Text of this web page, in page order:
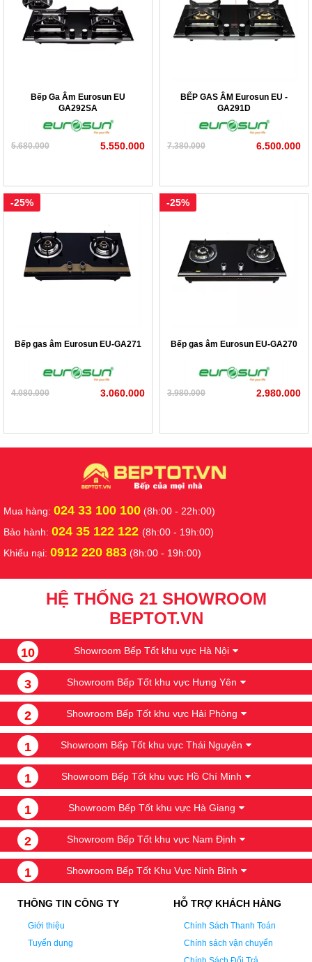
Bếp Ga Âm Eurosun EU
GA292SA
5.680.000 5.550.000
BẾP GAS ÂM Eurosun EU -
GA291D
7.380.000 6.500.000
Bếp gas âm Eurosun EU-GA271
4.080.000
-25%
3.060.000
Bếp gas âm Eurosun EU-GA270
3.980.000
-25%
2.980.000
Mua hàng: 024 33 100 100 (8h:00 - 22h:00)
Bảo hành: 024 35 122 122 (8h:00 - 19h:00)
Khiếu nại: 0912 220 883 (8h:00 - 19h:00)
HỆ THỐNG 21 SHOWROOM
BEPTOT.VN
10 Showroom Bếp Tốt khu vực Hà Nội
3 Showroom Bếp Tốt khu vực Hưng Yên
2 Showroom Bếp Tốt khu vực Hải Phòng
1 Showroom Bếp Tốt khu vực Thái Nguyên
1 Showroom Bếp Tốt khu vực Hồ Chí Minh
1 Showroom Bếp Tốt khu vực Hà Giang
2 Showroom Bếp Tốt khu vực Nam Định
1 Showroom Bếp Tốt Khu Vực Ninh Bình
THÔNG TIN CÔNG TY
Giới thiệu
Tuyển dụng
HỖ TRỢ KHÁCH HÀNG
Chính Sách Thanh Toán
Chính sách vận chuyển